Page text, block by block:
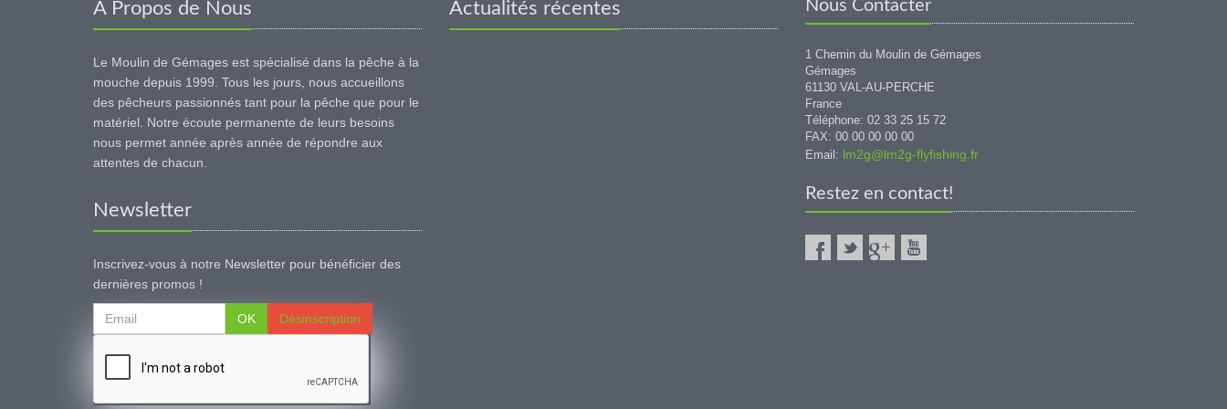
A Propos de Nous
Le Moulin de Gémages est spécialisé dans la pêche à la
mouche depuis 1999. Tous les jours, nous accueillons
des pêcheurs passionnés tant pour la pêche que pour le
matériel. Notre écoute permanente de leurs besoins
nous permet année après année de répondre aux
attentes de chacun.
Newsletter
Inscrivez-vous à notre Newsletter pour bénéficier des
dernières promos !
OK Désinscription
Actualités récentes Nous Contacter
1 Chemin du Moulin de Gémages
Gémages
61130 VAL-AU-PERCHE
France
Téléphone: 02 33 25 15 72
FAX: 00 00 00 00 00
Email: lm2g@lm2g-flyfishing.fr
Restez en contact!